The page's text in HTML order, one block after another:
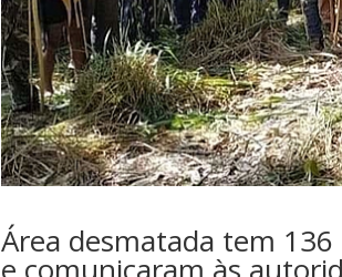
Área desmatada tem
e comunicaram às